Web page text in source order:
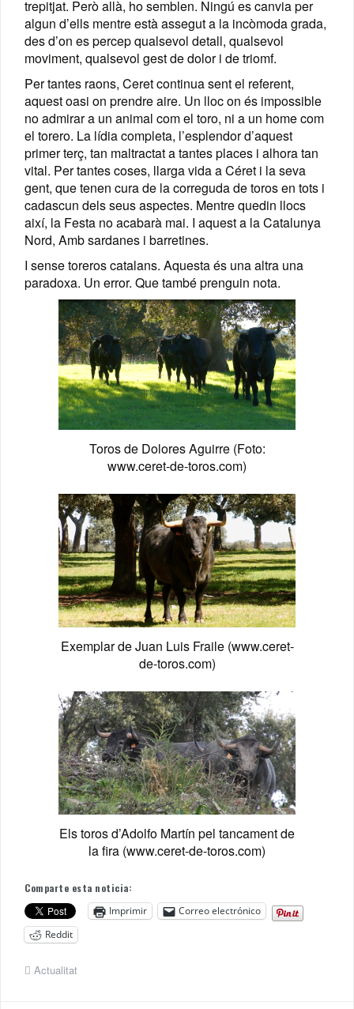
trepitjat. Però allà, ho semblen. Ningú es canvia per
algun d’ells mentre està assegut a la incòmoda grada,
des d’on es percep qualsevol detall, qualsevol
moviment, qualsevol gest de dolor i de triomf.
Per tantes raons, Ceret continua sent el referent,
aquest oasi on prendre aire. Un lloc on és impossible
no admirar a un animal com el toro, ni a un home com
el torero. La lídia completa, l’esplendor d’aquest
primer terç, tan maltractat a tantes places i alhora tan
vital. Per tantes coses, llarga vida a Céret i la seva
gent, que tenen cura de la correguda de toros en tots i
cadascun dels seus aspectes. Mentre quedin llocs
així, la Festa no acabarà mai. I aquest a la Catalunya
Nord, Amb sardanes i barretines.
I sense toreros catalans. Aquesta és una altra una
paradoxa. Un error. Que també prenguin nota.
Toros de Dolores Aguirre (Foto:
www.ceret-de-toros.com)
Exemplar de Juan Luis Fraile (www.ceret-
de-toros.com)
Els toros d’Adolfo Martín pel tancament de
la fira (www.ceret-de-toros.com)
Comparte esta noticia:
Imprimir
Correo electrónico
Reddit
Actualitat